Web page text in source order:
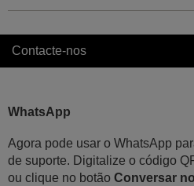
Contacte-nos
WhatsApp
Agora pode usar o WhatsApp
de suporte. Digitalize o código
ou clique no botão Conversar